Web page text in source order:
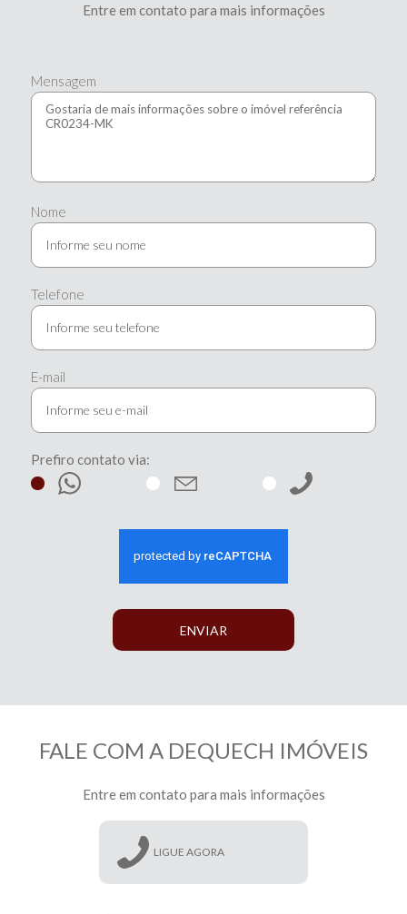
Entre em contato para mais informações
Mensagem
Nome
Telefone
E-mail
Prefiro contato via:
ENVIAR
FALE COM A DEQUECH IMÓVEIS
Entre em contato para mais informações
LIGUE AGORA